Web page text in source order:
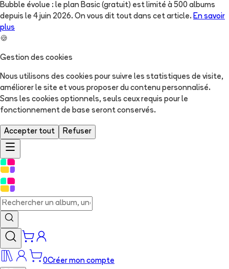
Bubble évolue : le plan Basic (gratuit) est limité à 500 albums
depuis le 4 juin 2026. On vous dit tout dans cet article. En savoir
plus
🍪
Gestion des cookies
Nous utilisons des cookies pour suivre les statistiques de visite,
améliorer le site et vous proposer du contenu personnalisé.
Sans les cookies optionnels, seuls ceux requis pour le
fonctionnement de base seront conservés.
Accepter tout Refuser
0Créer mon compte